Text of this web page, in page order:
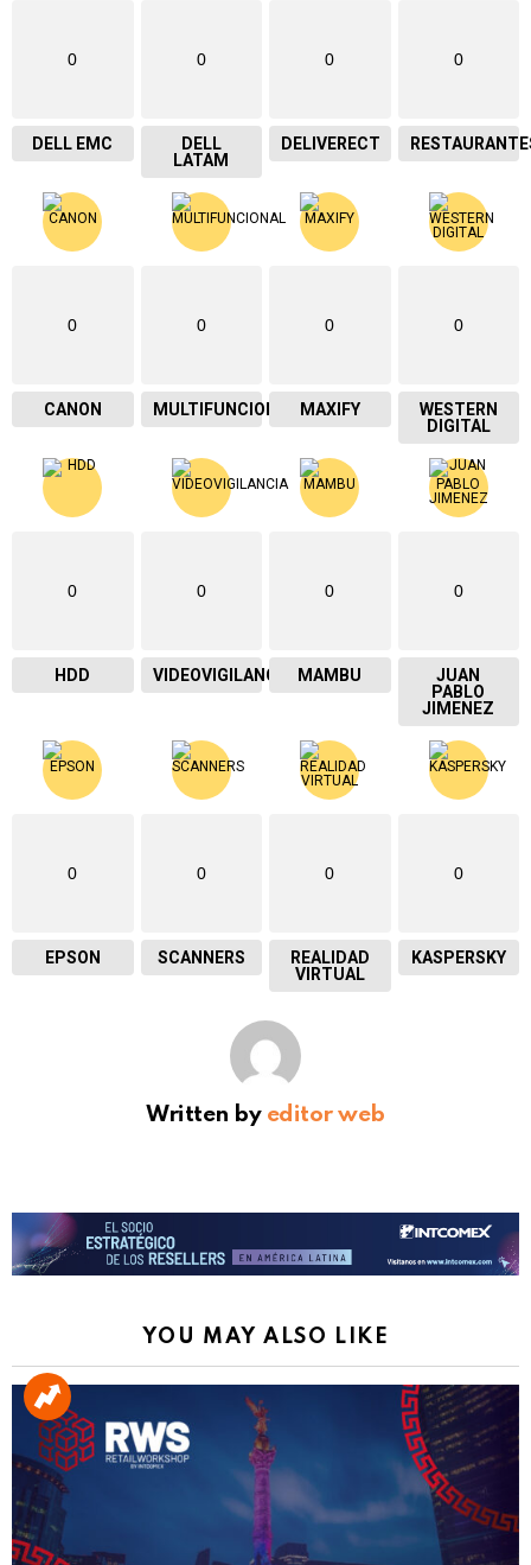
0
DELL EMC
0
DELL
LATAM
0
DELIVERECT
0
0
CANON
0
MULTIFUNCIONAL
0
MAXIFY
0
WESTERN
DIGITAL
0
HDD
0
VIDEOVIGILANCIA
0
MAMBU
0
JUAN
PABLO
JIMENEZ
0
EPSON
0
SCANNERS
0
REALIDAD
VIRTUAL
0
KASPERSKY
Written by editor web
YOU MAY ALSO LIKE